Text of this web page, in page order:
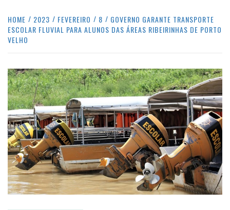
HOME 2023 FEVEREIRO 8
GOVERNO GARANTE TRANSPORTE
ESCOLAR FLUVIAL PARA ALUNOS DAS ÁREAS RIBEIRINHAS DE PORTO
VELHO